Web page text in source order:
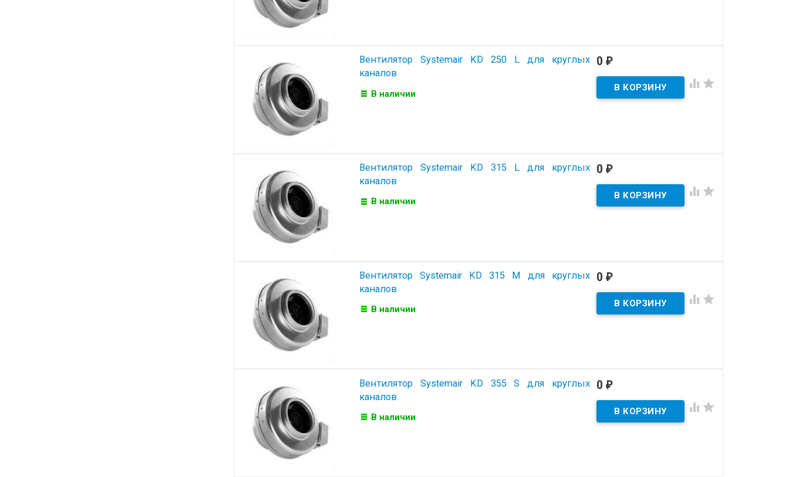
Вентилятор Systemair KD 250 L для круглых
каналов
В наличии
0₽
 
Вентилятор Systemair KD 315 L для круглых
каналов
В наличии
0₽
 
Вентилятор Systemair KD 315 M для круглых
каналов
В наличии
0₽
 
Вентилятор Systemair KD 355 S для круглых
каналов
В наличии
0₽
 